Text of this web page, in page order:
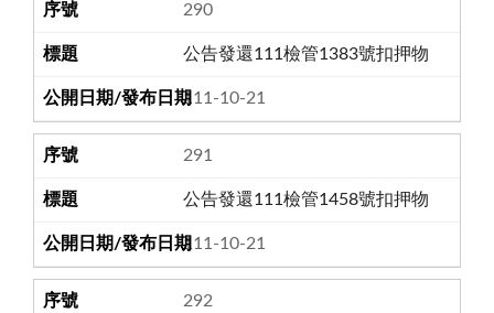
290
公告發還111檢管1383號扣押物
111-10-21
291
公告發還111檢管1458號扣押物
111-10-21
292